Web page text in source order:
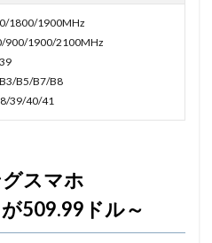
1800/1900MHz
900/1900/2100MHz
B3/B5/B7/B8
39/40/41
スマホ
が509.99ドル～